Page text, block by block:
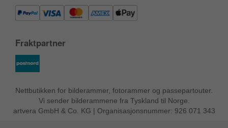
Fraktpartner
Nettbutikken for bilderammer, fotorammer og passepartouter.
Vi sender bilderammene fra Tyskland til Norge.
artvera GmbH & Co. KG | Organisasjonsnummer: 926 071 343